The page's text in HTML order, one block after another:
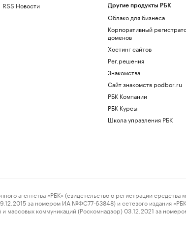
RSS Новости Другие продукты РБК
Облако для бизнеса
Корпоративный
доменов
Хостинг сайтов
Рег.решения
Знакомства
Сайт знакомств podbor.ru
РБК Компании
РБК Курсы
Школа управления РБК
«РБК» (свидетельство о регистрации средства
за номером ИА №ФС77-63848) и сетевого издания
массовых коммуникаций (Роскомнадзор) 03.12.2021 за